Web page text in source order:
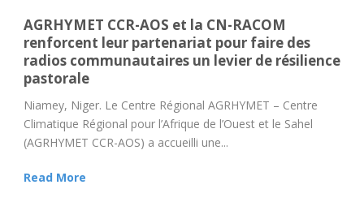
AGRHYMET CCR-AOS et la CN-RACOM
renforcent leur partenariat pour faire des
radios communautaires un levier de résilience
pastorale
Niamey, Niger. Le Centre Régional AGRHYMET – Centre
Climatique Régional pour l’Afrique de l’Ouest et le Sahel
(AGRHYMET CCR-AOS) a accueilli une...
Read More